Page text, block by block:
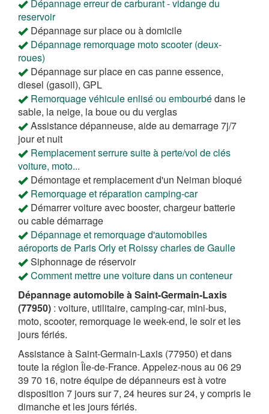
Dépannage erreur de carburant - vidange du
reservoir
Dépannage sur place ou à domicile
Dépannage remorquage moto scooter (deux-
roues)
Dépannage sur place en cas panne essence,
diesel (gasoil), GPL
Remorquage véhicule enlisé ou embourbédans le
sable, la neige, la boue ou du verglas
Assistance dépanneuse, aide au demarrage 7j/7
jour et nuit
Remplacement serrure suite à perte/vol de clés
voiture, moto...
Démontage et remplacement d'un Neiman bloqué
Remorquage et réparation camping-car
Démarrer voiture avec booster, chargeur batterie
ou cable démarrage
Dépannage et remorquage d'automobiles
aéroports de Paris Orly et Roissy charles de Gaulle
Siphonnage de réservoir
Comment mettre une voiture dans un conteneur
Dépannage automobile à Saint-Germain-Laxis
(77950) : voiture, utilitaire, camping-car, mini-bus,
moto, scooter, remorquage le week-end, le soir et les
jours fériés.
Assistance à Saint-Germain-Laxis (77950) et dans
toute la région Île-de-France. Appelez-nous au 06 29
39 70 16, notre équipe de dépanneurs est à votre
disposition 7 jours sur 7, 24 heures sur 24, y compris le
dimanche et les jours fériés.